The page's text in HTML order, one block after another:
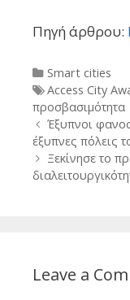
Πηγή άρθρου:
Categories
Smart cities
Tags
Access City
προσβασιμότητα
Post
navigation
Έξυπνοι
έξυπνες πόλεις
Ξεκίνησε το
Leave a